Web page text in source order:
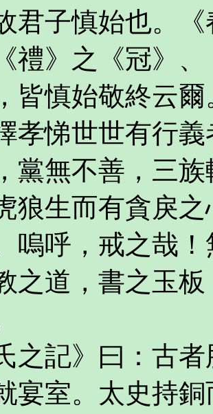
君子慎始也。
禮》之《冠》
皆慎始敬終云
孝悌世世有行
黨無不善，三
狼生而有貪戾
嗚呼，戒之哉
之道，書之玉
之記》曰：古
宴室。太史持